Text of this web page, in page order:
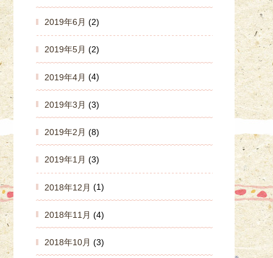
2019年6月 (2)
2019年5月 (2)
2019年4月 (4)
2019年3月 (3)
2019年2月 (8)
2019年1月 (3)
2018年12月 (1)
2018年11月 (4)
2018年10月 (3)